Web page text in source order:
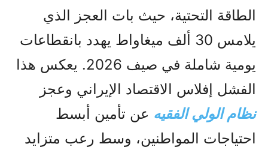
الطاقة التحتية، حيث بات العجز الذي
يلامس 30 ألف ميغاواط يهدد بانقطاعات
يومية شاملة في صيف 2026. يعكس هذا
الفشل إفلاس الاقتصاد الإيراني وعجز
نظام الولي الفقيه عن تأمين أبسط
احتياجات المواطنين، وسط رعب متزايد